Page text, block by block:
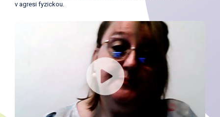
v agresi fyzickou.